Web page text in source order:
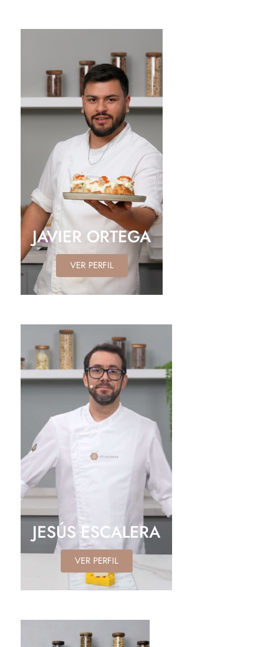
JAVIER ORTEGA
VER PERFIL
JESÚS ESCALERA
VER PERFIL